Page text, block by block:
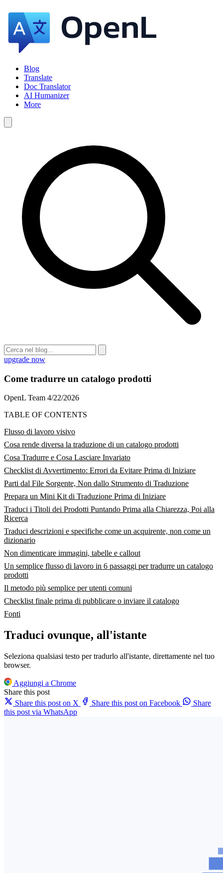
Blog
Translate
Doc Translator
AI Humanizer
More
upgrade now
Come tradurre un catalogo prodotti
OpenL Team 4/22/2026
TABLE OF CONTENTS
Flusso di lavoro visivo
Cosa rende diversa la traduzione di un catalogo prodotti
Cosa Tradurre e Cosa Lasciare Invariato
Checklist di Avvertimento: Errori da Evitare Prima di Iniziare
Parti dal File Sorgente, Non dallo Strumento di Traduzione
Prepara un Mini Kit di Traduzione Prima di Iniziare
Traduci i Titoli dei Prodotti Puntando Prima alla Chiarezza, Poi alla
Ricerca
Traduci descrizioni e specifiche come un acquirente, non come un
dizionario
Non dimenticare immagini, tabelle e callout
Un semplice flusso di lavoro in 6 passaggi per tradurre un catalogo
prodotti
Il metodo più semplice per utenti comuni
Checklist finale prima di pubblicare o inviare il catalogo
Fonti
Traduci ovunque, all'istante
Seleziona qualsiasi testo per tradurlo all'istante, direttamente nel tuo
browser.
Aggiungi a Chrome
Share this post
Share this post on X
Share this post on Facebook
Share
this post via WhatsApp